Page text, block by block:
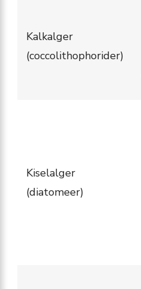
Kalkalger
(coccolithophorider)
Kiselalger
(diatomeer)